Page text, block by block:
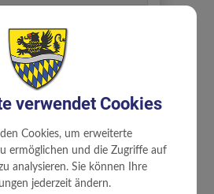
verwendet Cookies
Cookies, um erweiterte
ermöglichen und die Zugriffe auf
analysieren. Sie können Ihre
jederzeit ändern.